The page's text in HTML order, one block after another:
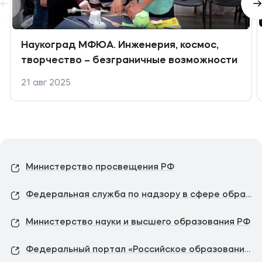
Наукоград МФЮА. Инженерия, космос,
творчество – безграничные возможности
21 авг 2025
Министерство просвещения РФ
Федеральная служба по надзору в сфере образования и науки
Министерство науки и высшего образования РФ
Федеральный портал «Российское образование»